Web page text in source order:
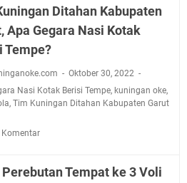
Ditahan Kabupaten
Apa Gegara Nasi Kotak
Tempe?
Oktober 30, 2022
Nasi Kotak Berisi Tempe, kuningan oke,
, Tim Kuningan Ditahan Kabupaten Garut
Komentar
Tempat ke 3 Voli